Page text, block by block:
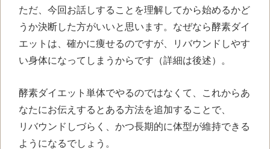
ただ、今回お話しすることを理解してから始めるかど
うか決断した方がいいと思います。なぜなら酵素ダイ
エットは、確かに痩せるのですが、リバウンドしやす
い身体になってしまうからです（詳細は後述）。
酵素ダイエット単体でやるのではなくて、これからあ
なたにお伝えするとある方法を追加することで、
リバウンドしづらく、かつ長期的に体型が維持できる
ようになるでしょう。